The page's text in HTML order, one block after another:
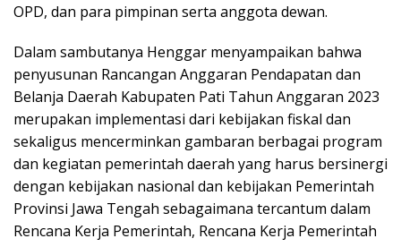
OPD, dan para pimpinan serta anggota dewan.
Dalam sambutanya Henggar menyampaikan bahwa
penyusunan Rancangan Anggaran Pendapatan dan
Belanja Daerah Kabupaten Pati Tahun Anggaran 2023
merupakan implementasi dari kebijakan fiskal dan
sekaligus mencerminkan gambaran berbagai program
dan kegiatan pemerintah daerah yang harus bersinergi
dengan kebijakan nasional dan kebijakan Pemerintah
Provinsi Jawa Tengah sebagaimana tercantum dalam
Rencana Kerja Pemerintah, Rencana Kerja Pemerintah